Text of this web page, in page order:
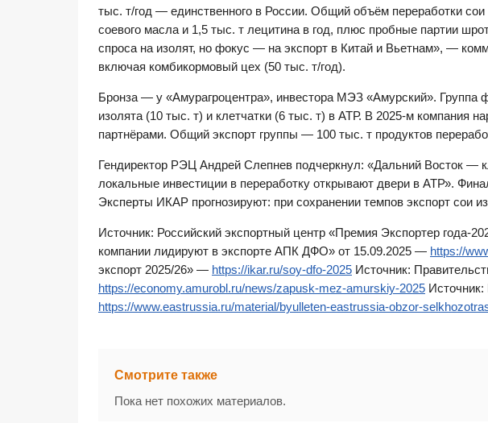
тыс. т/год — единственного в России. Общий объём переработки
соевого масла и 1,5 тыс. т лецитина в год, плюс пробные партии
спроса на изолят, но фокус — на экспорт в Китай и Вьетнам», —
включая комбикормовый цех (50 тыс. т/год).
Бронза — у «Амурагроцентра», инвестора МЭЗ «Амурский». Группа
изолята (10 тыс. т) и клетчатки (6 тыс. т) в АТР. В 2025-м компания
партнёрами. Общий экспорт группы — 100 тыс. т продуктов
Гендиректор РЭЦ Андрей Слепнев подчеркнул: «Дальний Восток —
локальные инвестиции в переработку открывают двери в АТР».
Эксперты ИКАР прогнозируют: при сохранении темпов экспорт
Источник: Российский экспортный центр «Премия Экспортер года-
компании лидируют в экспорте АПК ДФО» от 15.09.2025 — https://
экспорт 2025/26» — https://ikar.ru/soy-dfo-2025 Источник:
https://economy.amurobl.ru/news/zapusk-mez-amurskiy-2025
https://www.eastrussia.ru/material/byulleten-eastrussia-obzor-
Смотрите также
Пока нет похожих материалов.